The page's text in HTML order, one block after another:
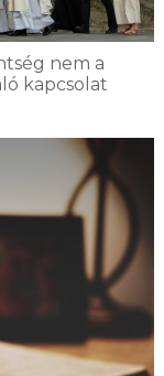
nem a
kapcsolat